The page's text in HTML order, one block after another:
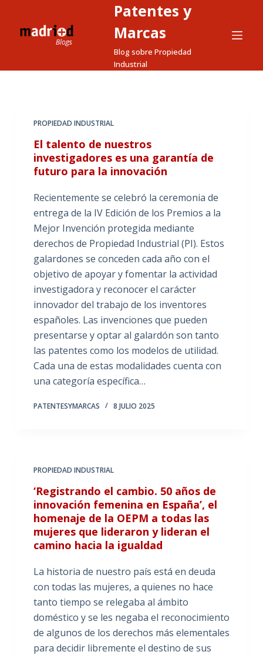
a
Patentes y
Marcas
Blog sobre Propiedad
Industrial
PROPIEDAD INDUSTRIAL
El talento de nuestros
investigadores es una garantía de
futuro para la innovación
Recientemente se celebró la ceremonia de
entrega de la IV Edición de los Premios a la
Mejor Invención protegida mediante
derechos de Propiedad Industrial (PI). Estos
galardones se conceden cada año con el
objetivo de apoyar y fomentar la actividad
investigadora y reconocer el carácter
innovador del trabajo de los inventores
españoles. Las invenciones que pueden
presentarse y optar al galardón son tanto
las patentes como los modelos de utilidad.
Cada una de estas modalidades cuenta con
una categoría específica…
PATENTESYMARCAS 8 JULIO 2025
PROPIEDAD INDUSTRIAL
‘Registrando el cambio. 50 años de
innovación femenina en España’, el
homenaje de la OEPM a todas las
mujeres que lideraron y lideran el
camino hacia la igualdad
La historia de nuestro país está en deuda
con todas las mujeres, a quienes no hace
tanto tiempo se relegaba al ámbito
doméstico y se les negaba el reconocimiento
de algunos de los derechos más elementales
para decidir libremente el destino de sus